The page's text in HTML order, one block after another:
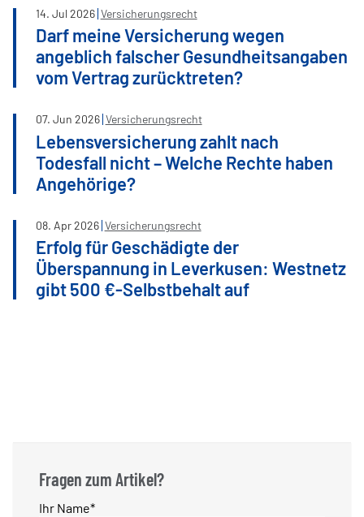
14. Jul 2026 Versicherungsrecht
Darf meine Versicherung wegen
angeblich falscher Gesundheitsangaben
vom Vertrag zurücktreten?
07. Jun 2026 Versicherungsrecht
Lebensversicherung zahlt nach
Todesfall nicht – Welche Rechte haben
Angehörige?
08. Apr2026 Versicherungsrecht
Erfolg für Geschädigte der
Überspannung in Leverkusen: Westnetz
gibt 500 €-Selbstbehalt auf
Fragen zum Artikel?
Pflichtfeld
Ihr Name*